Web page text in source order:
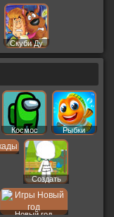
Скуби Ду
Космос Рыбки
Создать
Пер
Новый год